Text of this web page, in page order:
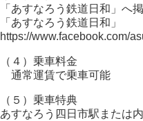
「あすなろう鉄道日和」へ
「あすなろう鉄道日和」
https://www.facebook.com/
（４）乗車料金
通常運賃で乗車可能
（５）乗車特典
あすなろう四日市駅または